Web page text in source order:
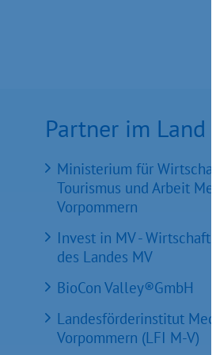
Partner im Land
Ministerium für
Tourismus und Arbeit
Vorpommern
Invest in MV -
des Landes MV
BioCon Valley®GmbH
Landesförderinstitut
Vorpommern (LFI M-V)